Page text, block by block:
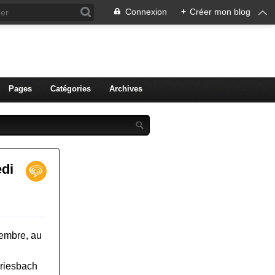
Connexion + Créer mon blog
Pages Catégories Archives
au